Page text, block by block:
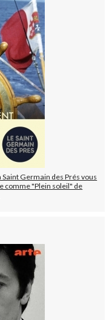
Germain des Prés vous
comme "Plein soleil" de